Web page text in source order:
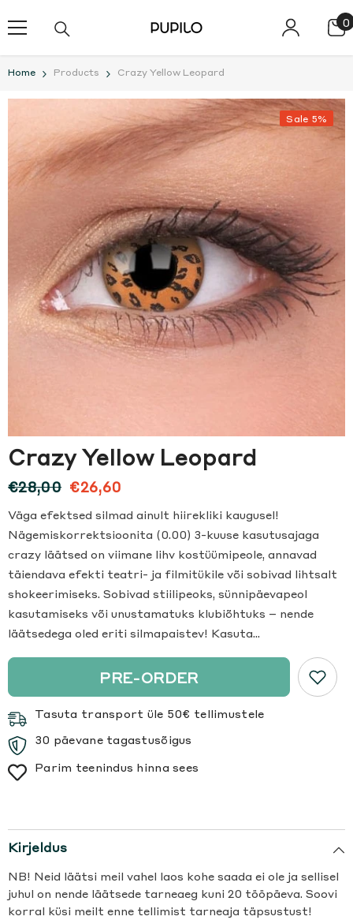
00
Home Products Crazy Yellow Leopard
Sale 5%
Crazy Yellow Leopard
€28,00 €26,60
Väga efektsed silmad ainult hiirekliki kaugusel!
Nägemiskorrektsioonita (0.00) 3-kuuse kasutusajaga
crazy läätsed on viimane lihv kostüümipeole, annavad
täiendava efekti teatri- ja filmitükile või sobivad lihtsalt
shokeerimiseks. Sobivad stiilipeoks, sünnipäevapeol
kasutamiseks või unustamatuks klubiõhtuks – nende
läätsedega oled eriti silmapaistev! Kasuta...
PRE-ORDER
Tasuta transport üle 50€ tellimustele
30 päevane tagastusõigus
Parim teenindus hinna sees
Kirjeldus
NB! Neid läätsi meil vahel laos kohe saada ei ole ja sellisel
juhul on nende läätsede tarneaeg kuni 20 tööpäeva. Soovi
korral küsi meilt enne tellimist tarneaja täpsustust!